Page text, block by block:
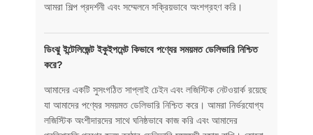
আমরা শিল্প প্রদর্শনী এবং সম্মেলনে সক্রিয়ভাবে অংশগ্রহণ করি।
ডিংঝু ইন্টেলিজেন্ট ইকুইপমেন্ট কিভাবে পণ্যের সময়মত ডেলিভারি নিশ্চিত
করে?
আমাদের একটি সুসংগঠিত সাপ্লাই চেইন এবং লজিস্টিক নেটওয়ার্ক রয়েছে
যা আমাদের পণ্যের সময়মত ডেলিভারি নিশ্চিত করে। আমরা নির্ভরযোগ্য
লজিস্টিক অংশীদারদের সাথে ঘনিষ্ঠভাবে কাজ করি এবং আমাদের